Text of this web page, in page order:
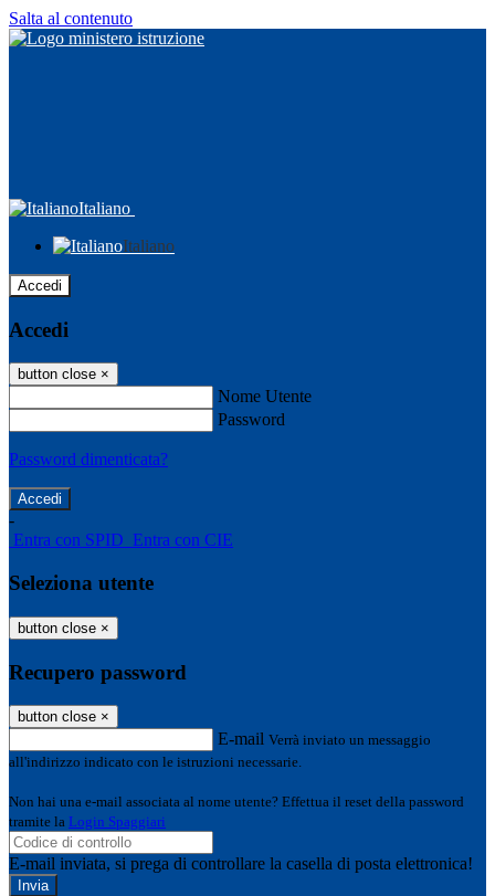
Salta al contenuto
Italiano
Italiano
Accedi
Accedi
button close ×
Nome Utente
Password
Password dimenticata?
-
Entra con SPID Entra con CIE
Seleziona utente
button close ×
Recupero password
button close ×
E-mail Verrà inviato un messaggio
all'indirizzo indicato con le istruzioni necessarie.
Non hai una e-mail associata al nome utente? Effettua il reset della password
tramite la Login Spaggiari
E-mail inviata, si prega di controllare la casella di posta elettronica!